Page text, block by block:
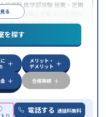
る
学受験 医学部受験 授業・定期
策 学習習慣の定着
対策英検(英語検定)対策漢検
成績保証制度あり授業の振替
学習にPC・タブレットを利用
から受講可能
を探す
メリット・
デメリット
合格実績
電話する 通話料無料